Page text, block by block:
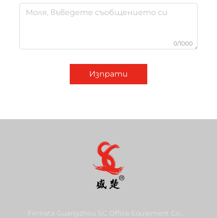
0/1000
Изпрати
Firmata Guangzhou SC Office Equipment Co.,